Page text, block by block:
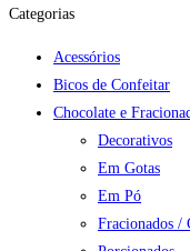
Categorias
Acessórios
Bicos de Confeitar
Chocolate e
Decorativos
Em Gotas
Em Pó
Fracionados /